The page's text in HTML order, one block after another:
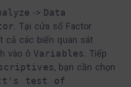
-> Data
. Tại cửa sổ Factor
cả các biến quan sát
vào ô Variables. Tiếp
, bạn cần chọn
test of